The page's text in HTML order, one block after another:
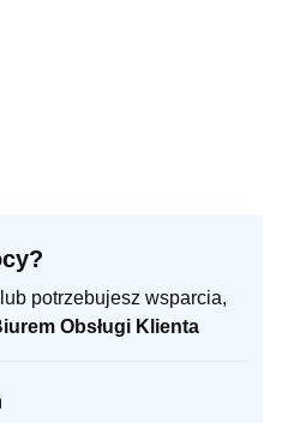
potrzebujesz wsparcia,
Obsługi Klienta